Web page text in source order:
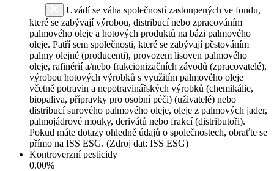
Uvádí se váha společností zastoupených ve fondu,
které se zabývají výrobou, distribucí nebo zpracováním
palmového oleje a hotových produktů na bázi palmového
oleje. Patří sem společnosti, které se zabývají pěstováním
palmy olejné (producenti), provozem lisoven palmového
oleje, rafinérií a/nebo frakcionizačních závodů (zpracovatelé),
výrobou hotových výrobků s využitím palmového oleje
včetně potravin a nepotravinářských výrobků (chemikálie,
biopaliva, přípravky pro osobní péči) (uživatelé) nebo
distribucí surového palmového oleje, oleje z palmových jader,
palmojádrové mouky, derivátů nebo frakcí (distributoři).
Pokud máte dotazy ohledně údajů o společnostech, obraťte se
přímo na ISS ESG. (Zdroj dat: ISS ESG)
Kontroverzní pesticidy
0.00%